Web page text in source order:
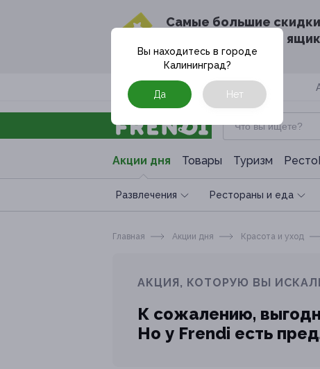
Cамые большие
в твоём почтовом
Москва
Акции дня Товары Туризм
Развлечения Рестораны и еда
Вы находитесь в городе
Калининград?
Да Нет
Главная Акции дня Красота и уход
АКЦИЯ, КОТОРУЮ ВЫ
К сожалению,
Но у Frendi есть